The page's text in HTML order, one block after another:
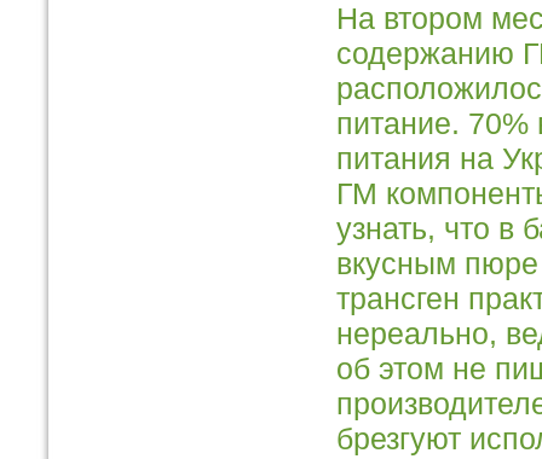
На втором
содержанию
питание. 70%
питания на
ГМ
узнать, что в
вкусным
трансген
нереально,
об этом не
брезгуют